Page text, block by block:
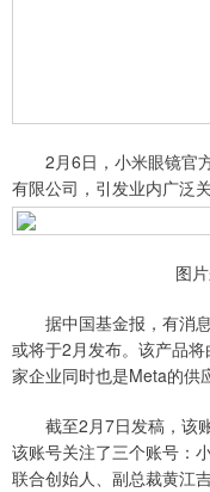
2月6日，小米眼镜官方
有限公司，引发业内广泛关
图
据中国基金报，有消息
或将于2月发布。该产品
家企业同时也是Meta的供
截至2月7日发稿，该账
该账号关注了三个账号：
联合创始人、副总裁黄江